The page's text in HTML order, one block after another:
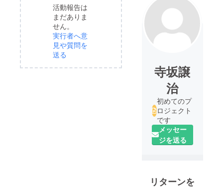
活動報告は
まだありま
せん。
実行者へ意
見や質問を
送る
寺坂譲
治
初めてのプ
ロジェクト
です
メッセー
ジを送る
リターンを